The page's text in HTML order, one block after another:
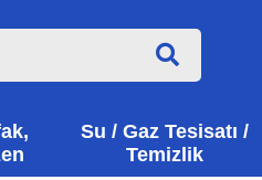
Su / Gaz Tesisatı /
Temizlik